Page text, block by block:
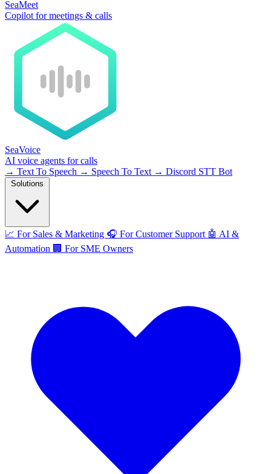
SeaMeet
Copilot for meetings & calls
SeaVoice
AI voice agents for calls
→ Text To Speech → Speech To Text → Discord STT Bot
📈 For Sales & Marketing 🎧 For Customer Support 🤖 AI &
Automation 🏢 For SME Owners